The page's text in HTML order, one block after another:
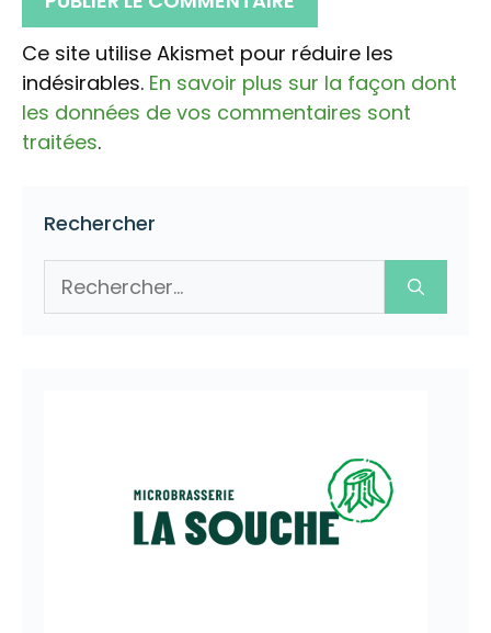
Ce site utilise Akismet pour réduire les
indésirables. En savoir plus sur la façon dont
les données de vos commentaires sont
traitées.
Rechercher